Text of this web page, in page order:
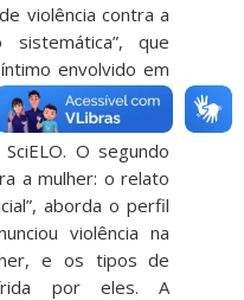
violência contra a
que
envolvido em
encontrado em
e 2010, nas bases
O segundo
a mulher: o relato
aborda o perfil
violência na
e os tipos de
por eles. A